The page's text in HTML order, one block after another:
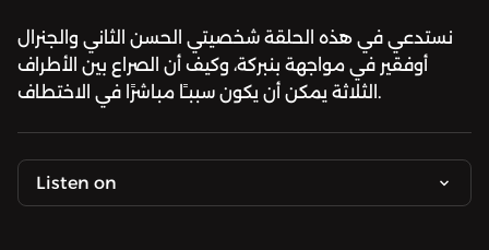
نستدعي في هذه الحلقة شخصيتي الحسن الثاني والجنرال
أوفقير في مواجهة بنبركة، وكيف أن الصراع بين الأطراف
الثلاثة يمكن أن يكون سببـًا مباشرًا في الاختطاف.
Listen on